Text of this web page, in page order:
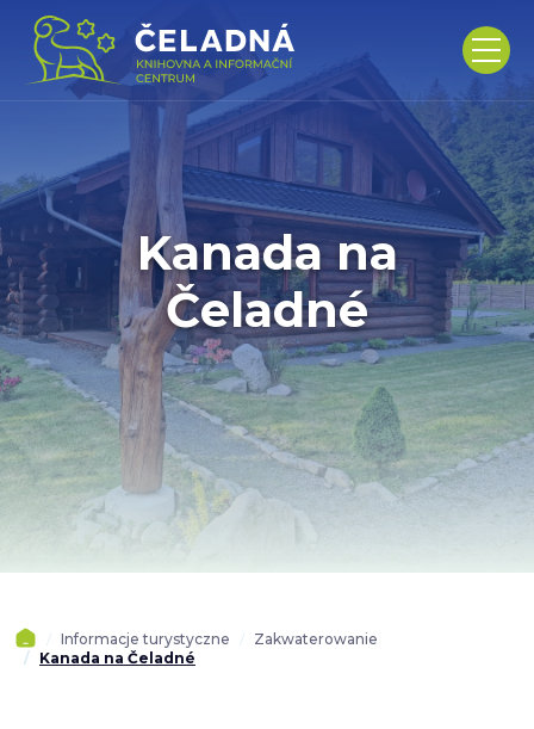
Kanada na
Čeladné
Informacje turystyczne
Zakwaterowanie
Kanada na Čeladné